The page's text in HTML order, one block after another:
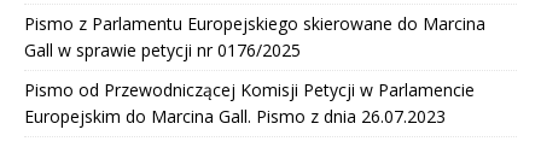
Pismo z Parlamentu Europejskiego skierowane do Marcina
Gall w sprawie petycji nr 0176/2025
Pismo od Przewodniczącej Komisji Petycji w Parlamencie
Europejskim do Marcina Gall. Pismo z dnia 26.07.2023